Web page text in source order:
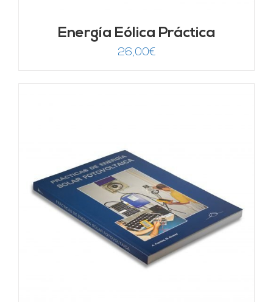
Energía Eólica Práctica
26,00€